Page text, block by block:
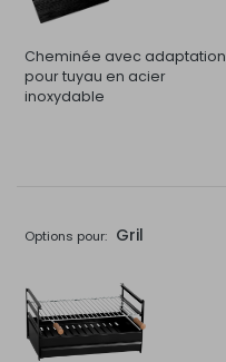
Cheminée avec adaptation
pour tuyau en acier
inoxydable
Options pour: Gril